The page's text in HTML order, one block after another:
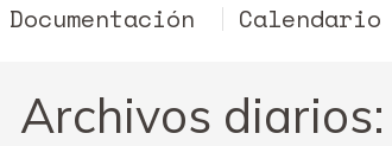
Documentación Calendario
Archivos diarios: